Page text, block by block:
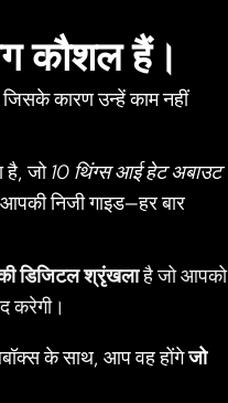
कौशल हैं।
कारण उन्हें काम नहीं
है, जो10 थिंग्स आई हेट अबाउट
निजी गाइड—हर बार
डिजिटल श्रृंखलाहै जो आपको
करेगी।
के साथ, आप वह होंगेजो